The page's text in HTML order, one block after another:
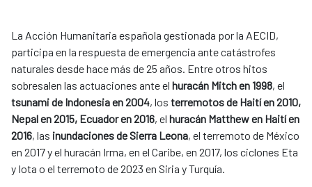
La Acción Humanitaria española gestionada por la AECID,
participa en la respuesta de emergencia ante catástrofes
naturales desde hace más de 25 años. Entre otros hitos
sobresalen las actuaciones ante el huracán Mitch en 1998, el
tsunami de Indonesia en 2004, los terremotos de Haití en 2010,
Nepal en 2015, Ecuador en 2016, el huracán Matthew en Haití en
2016, las inundaciones de Sierra Leona, el terremoto de México
en 2017 y el huracán Irma, en el Caribe, en 2017, los ciclones Eta
y Iota o el terremoto de 2023 en Siria y Turquía.